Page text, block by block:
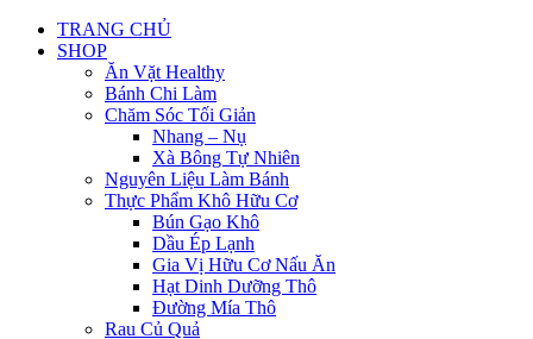
TRANG CHỦ
SHOP
Ăn Vặt Healthy
Bánh Chi Làm
Chăm Sóc Tối Giản
Nhang – Nụ
Xà Bông Tự Nhiên
Nguyên Liệu Làm Bánh
Thực Phẩm Khô Hữu Cơ
Bún Gạo Khô
Dầu Ép Lạnh
Gia Vị Hữu Cơ Nấu Ăn
Hạt Dinh Dưỡng Thô
Đường Mía Thô
Rau Củ Quả